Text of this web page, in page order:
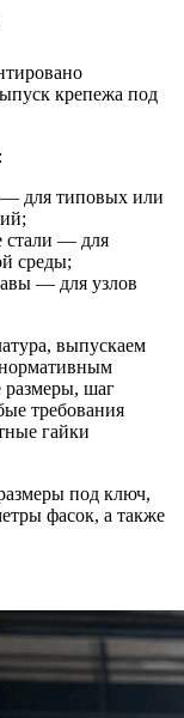
крепежа под
— для типовых или
стали — для
среды;
— для узлов
выпускаем
шаг
требования
гайки
под ключ,
фасок, а также